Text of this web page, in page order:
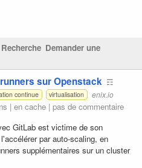
Recherche Demander une
sur Openstack ☶
continue virtualisation enix.io
| en cache | pas de commentaire
GitLab est victime de son
par auto-scaling, en
supplémentaires sur un cluster